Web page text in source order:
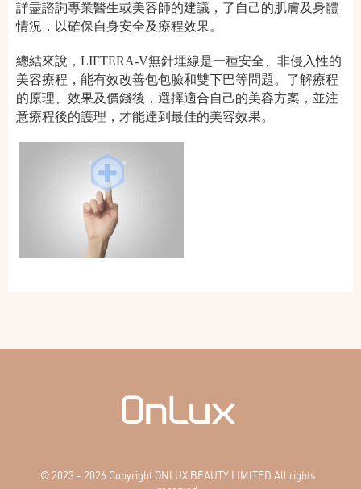
詳盡諮詢專業醫生或美容師的建議，了自己的肌膚及身體
情況，以確保自身安全及療程效果。
總結來說，LIFTERA-V無針埋線是一種安全、非侵入性的
美容療程，能有效改善包包臉和雙下巴等問題。了解療程
的原理、效果及價錢後，選擇適合自己的美容方案，並注
意療程後的護理，才能達到最佳的美容效果。
© 2023 - 2026 Copyright ONLUX BEAUTY LIMITED All rights